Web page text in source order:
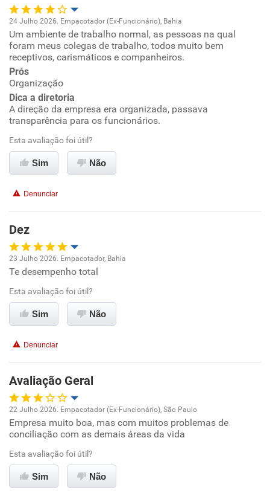
Recomenda esta empresa
Oportunidade de promoção
Ambiente de trabalho
Conciliação com a vida familiar
Benefícios
Recomenda a diretoria
24 Julho 2026. Empacotador (Ex-Funcionário), Bahia
Um ambiente de trabalho normal, as pessoas na qual
foram meus colegas de trabalho, todos muito bem
receptivos, carismáticos e companheiros.
Prós
Organização
Dica a diretoria
A direção da empresa era organizada, passava
transparência para os funcionários.
Esta avaliação foi útil?
Sim Não
Denunciar
Dez
Oportunidade de promoção
Ambiente de trabalho
Benefícios
Recomenda esta empresa
Recomenda a diretoria
23 Julho 2026. Empacotador, Bahia
Te desempenho total
Esta avaliação foi útil?
Sim Não
Denunciar
Avaliação Geral
Oportunidade de promoção
Ambiente de trabalho
Conciliação com a vida familiar
22 Julho 2026. Empacotador (Ex-Funcionário), São Paulo
Empresa muito boa, mas com muitos problemas de
conciliação com as demais áreas da vida
Esta avaliação foi útil?
Sim Não